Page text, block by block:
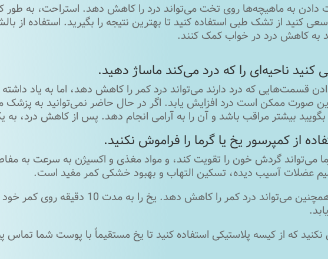
دادن به ماهیچه‌ها روی تخت می‌تواند درد را کاهش دهد. استراحت، به طور
کنید از تشک طبی استفاده کنید تا بهترین نتیجه را بگیرید. استفاده از
به کاهش درد در خواب کمک کنند.
قسمت‌هایی که درد دارند می‌تواند درد کمر را کاهش دهد، اما به یاد
صورت ممکن است درد افزایش یابد. اگر در حال حاضر نمی‌توانید به پزشک
بیشتر مراقب باشد و آن را به آرامی انجام دهد. پس از کاهش درد،
می‌تواند گردش خون را تقویت کند، و مواد مغذی و اکسیژن به سرعت به
عضلات آسیب دیده، تسکین التهاب و بهبود خشکی کمر مفید است.
ب: یخ همچنین می‌تواند درد کمر را
که از کیسه پلاستیکی استفاده کنید تا یخ مستقیماً با پوست شما تماس